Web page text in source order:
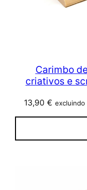
Carimbo
criativos e
13,90 € excluindo